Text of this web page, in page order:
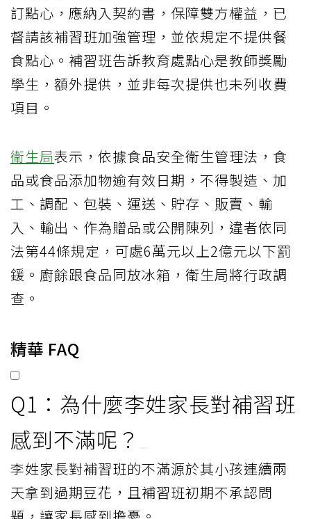
訂點心，應納入契約書，保障雙方權益，已
督請該補習班加強管理，並依規定不提供餐
食點心。補習班告訴教育處點心是教師獎勵
學生，額外提供，並非每次提供也未列收費
項目。
衛生局表示，依據食品安全衛生管理法，食
品或食品添加物逾有效日期，不得製造、加
工、調配、包裝、運送、貯存、販賣、輸
入、輸出、作為贈品或公開陳列，違者依同
法第44條規定，可處6萬元以上2億元以下罰
鍰。廚餘跟食品同放冰箱，衛生局將行政調
查。
精華 FAQ
Q1：為什麼李姓家長對補習班
感到不滿呢？
李姓家長對補習班的不滿源於其小孩連續兩
天拿到過期豆花，且補習班初期不承認問